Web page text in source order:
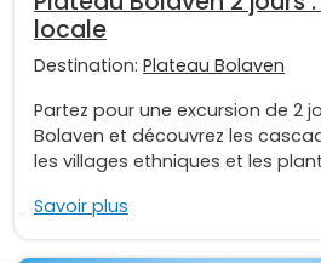
locale
Destination: Plateau Bolaven
Partez pour une excursion de 2
Bolaven et découvrez les
les villages ethniques et les
Savoir plus